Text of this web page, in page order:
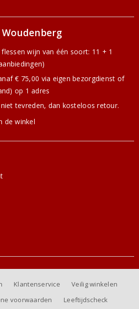
wijn van één soort: 11 + 1
€ 75,00 via eigen bezorgdienst of
op 1 adres
tevreden, dan kosteloos retour.
de winkel
Klantenservice
Veilig winkelen
voorwaarden Leeftijdscheck